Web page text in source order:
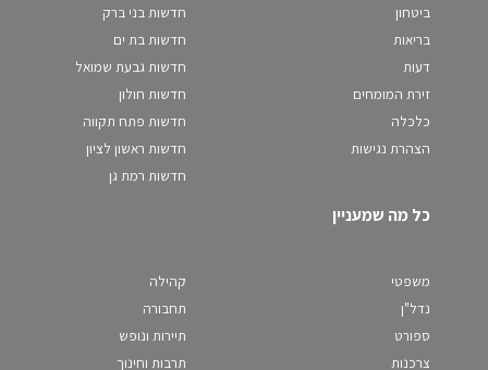
ביטחון
בריאות
דעות
זירת המומחים
כלכלה
הצהרת נגישות
חדשות בני ברק
חדשות בת ים
חדשות גבעת שמואל
חדשות חולון
חדשות פתח תקווה
חדשות ראשון לציון
חדשות רמת גן
כל מה שמעניין
משפטי
נדל"ן
ספורט
צרכנות
קהילה
תחבורה
תיירות ונופש
תרבות וחינוך